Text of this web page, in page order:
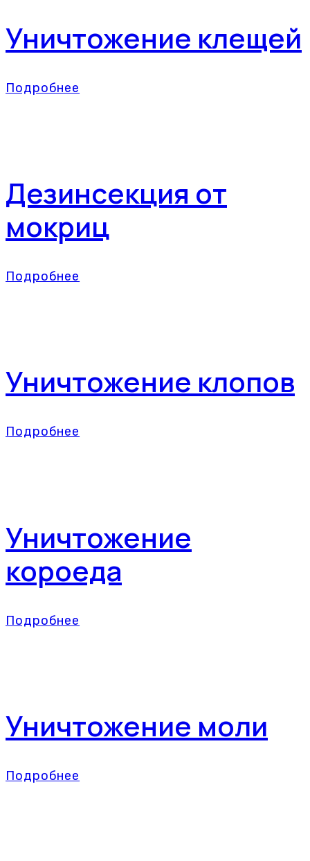
Уничтожение клещей
Подробнее
Дезинсекция от
мокриц
Подробнее
Уничтожение клопов
Подробнее
Уничтожение
короеда
Подробнее
Уничтожение моли
Подробнее